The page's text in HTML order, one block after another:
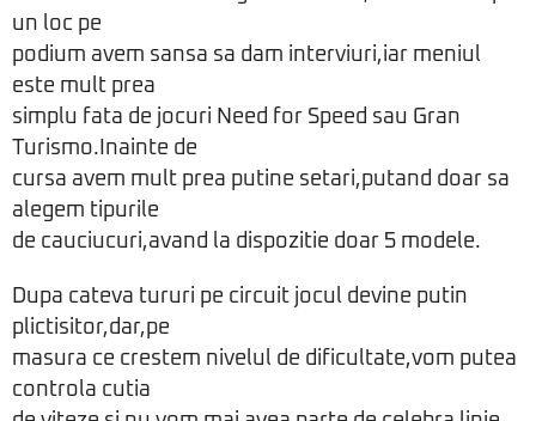
un loc pe
podium avem sansa sa dam interviuri,iar meniul
este mult prea
simplu fata de jocuri Need for Speed sau Gran
Turismo.Inainte de
cursa avem mult prea putine setari,putand doar sa
alegem tipurile
de cauciucuri,avand la dispozitie doar 5 modele.
Dupa cateva tururi pe circuit jocul devine putin
plictisitor,dar,pe
masura ce crestem nivelul de dificultate,vom putea
controla cutia